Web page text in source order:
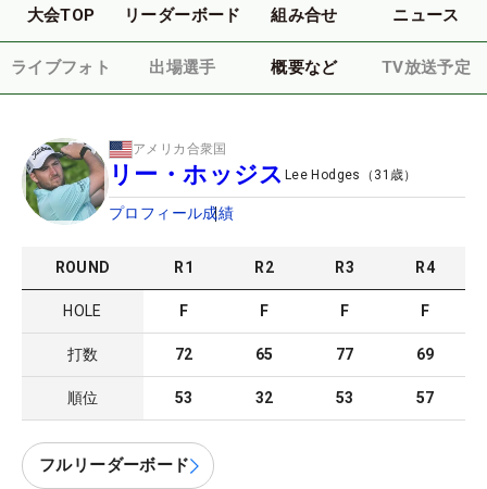
大会TOP リーダーボード 組み合せ ニュース
ライブフォト 出場選手 概要など TV放送予定
アメリカ合衆国
リー・ホッジス Lee Hodges （ 31 歳）
プロフィール成績
ROUND R1 R2 R3 R4
HOLE F F F F
打数 72 65 77 69
順位 53 32 53 57
フルリーダーボード